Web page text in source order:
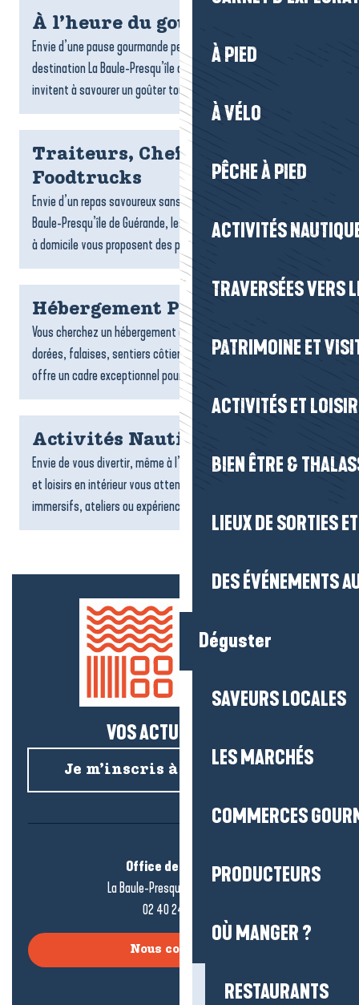
À PIED
À VÉLO
PÊCHE À PIED
ACTIVITÉS
TRAVERSÉES VERS
PATRIMOINE ET
ACTIVITÉS ET
BIEN ÊTRE &
LIEUX DE SORTIES
DES ÉVÉNEMENTS
Déguster
SAVEURS LOCALES
LES MARCHÉS
COMMERCES
PRODUCTEURS
OÙ MANGER ?
RESTAURANTS
À l’heure du goûter
Envie d’une pause gourmande pendant votre séjour ? Sur la
destination La Baule-Presqu’île de Guérande, de nombreux lieux
invitent à savourer un goûter tout en douceur : salons...
Traiteurs, Chefs à domicile et
Foodtrucks
Envie d’un repas savoureux sans cuisiner ? Sur la destination La
Baule-Presqu’île de Guérande, les traiteurs, foodtrucks et chefs
à domicile vous proposent des plats gourmands,...
Hébergement Pénestin
Vous cherchez un hébergement à Pénestin ? Entre plages
dorées, falaises, sentiers côtiers et estuaire, la commune
offre un cadre exceptionnel pour un séjour tourné vers la...
Activités Nautiques
Envie de vous divertir, même à l’abri ? De nombreuses activités
et loisirs en intérieur vous attendent : jeux, sports, espaces
immersifs, ateliers ou expériences ludiques....
VOS ACTUS SALÉES !
Je m’inscris à la newsletter
Office de tourisme
La Baule-Presqu’île de Guérande
02 40 24 34 44
Nous contacter